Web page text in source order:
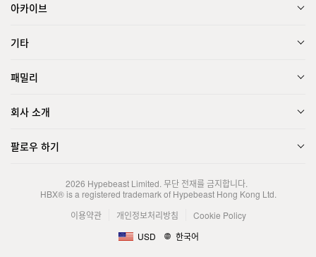
아카이브
기타
패밀리
회사 소개
팔로우 하기
2026 Hypebeast Limited. 무단 전재를 금지합니다.
HBX® is a registered trademark of Hypebeast Hong Kong Ltd.
이용약관
개인정보처리방침
Cookie Policy
USD
한국어